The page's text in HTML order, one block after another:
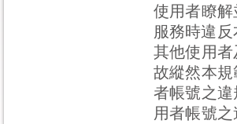
使用者瞭
服務時違
其他使用
故縱然本
者帳號之
用者帳號